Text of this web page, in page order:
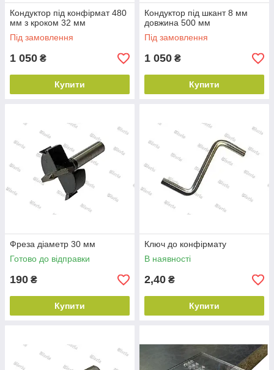
Кондуктор під конфірмат 480
мм з кроком 32 мм
Під замовлення
1 050 ₴
Купити
Кондуктор під шкант 8 мм
довжина 500 мм
Під замовлення
1 050 ₴
Купити
Фреза діаметр 30 мм
Готово до відправки
190 ₴
Купити
Ключ до конфірмату
В наявності
2,40 ₴
Купити